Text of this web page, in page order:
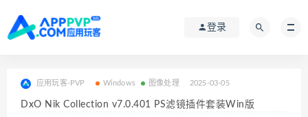
登录
应用玩客-PVP Windows 图像处理 2025-03-05
DxO Nik Collection v7.0.401 PS滤镜插件套装Win版